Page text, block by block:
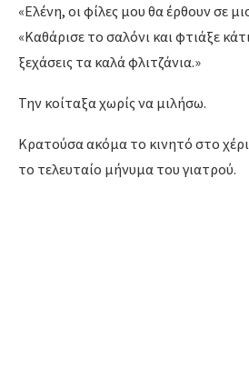
«Ελένη, οι φίλες μου θα έρθουν σε
«Καθάρισε το σαλόνι και φτιάξε
ξεχάσεις τα καλά φλιτζάνια.»
Την κοίταξα χωρίς να μιλήσω.
Κρατούσα ακόμα το κινητό στο
το τελευταίο μήνυμα του γιατρού.